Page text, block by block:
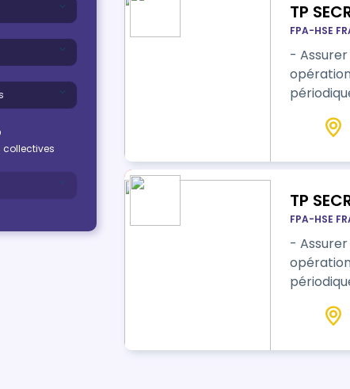
collectives
TP
FPA-HSE
-
TP
FPA-HSE
-